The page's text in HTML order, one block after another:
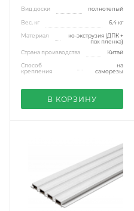
Вид доски полнотелый
Вес, кг 6,4 кг
Материал
ко-экструзия (ДПК +
пвх пленка)
Страна производства
Китай
Способ
крепления
на
саморезы
В КОРЗИНУ